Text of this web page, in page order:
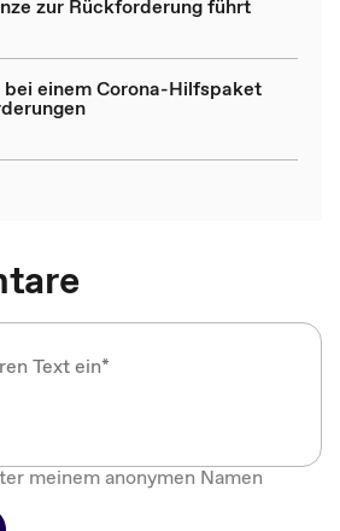
zur Rückforderung führt
einem Corona-Hilfspaket
meinem anonymen Namen